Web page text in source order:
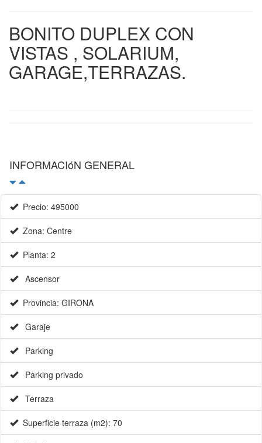
BONITO DUPLEX CON
VISTAS , SOLARIUM,
GARAGE,TERRAZAS.
INFORMACIóN GENERAL
Precio: 495000
Zona: Centre
Planta: 2
Ascensor
Provincia: GIRONA
Garaje
Parking
Parking privado
Terraza
Superficie terraza (m2): 70